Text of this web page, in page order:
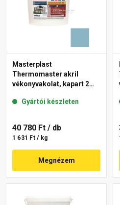
Masterplast
Thermomaster akril
vékonyvakolat, kapart 2
Gyártói készleten
40 780 Ft / db
1 631 Ft / kg
Megnézem